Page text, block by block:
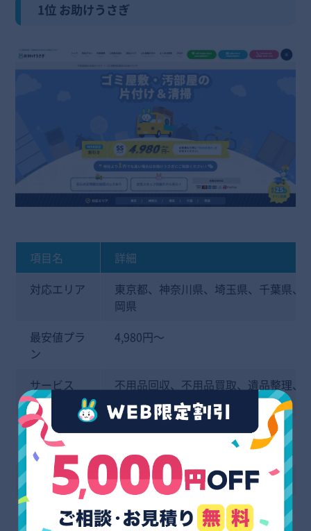
1位 お助けうさぎ
項目名
詳細
対応エリア
東京都、神奈川県、埼玉県、千葉県、
岡県
最安値プラ
ン
4,980円～
サービス
不用品回収、不用品買取、遺品整理、
引越し作業、法人向け廃棄物回収
見積もり費
用
無料
即日対応
可能
女性スタッ
有